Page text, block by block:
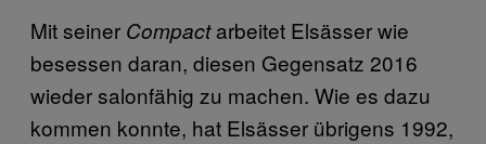
Mit seiner Compactarbeitet Elsässer wie
besessen daran, diesen Gegensatz 2016
wieder salonfähig zu machen. Wie es dazu
kommen konnte, hat Elsässer übrigens 1992,